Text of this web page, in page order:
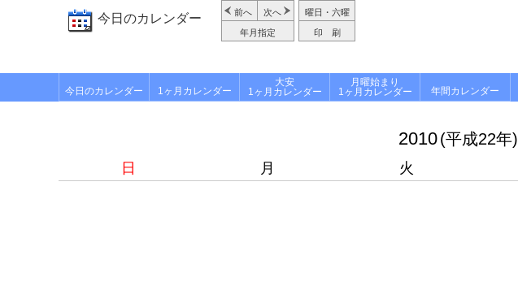
今日のカレンダー 前へ 次へ
年月指定
曜日・六曜
印 刷
今日のカレンダー 1ヶ月カレンダー
大安
1ヶ月カレンダー
月曜始まり
1ヶ月カレンダー
年間カレンダー
2010(平成22年)
日 月 火